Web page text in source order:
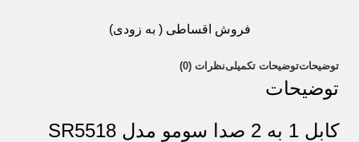
فروش اقساطی ( به زودی)
توضیحاتتوضیحات تکمیلینظرات (0)
توضیحات
کابل 1 به 2 صدا سومو مدل SR5518